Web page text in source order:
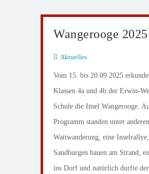
Wangerooge 2025
Aktuelles
Vom 15. bis 20.09.2025
Klassen 4a und 4b der Erwin-
Schule die Insel Wangerooge.
Programm standen unter
Wattwanderung, eine Inselrallye,
Sandburgen bauen am Strand,
ins Dorf und natürlich durfte der